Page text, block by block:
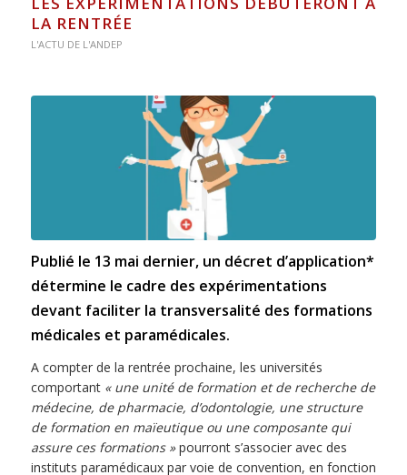
LA RENTRÉE
L'ACTU DE L'ANDEP
Publié le 13 mai dernier, un décret d’application*
détermine le cadre des expérimentations
devant faciliter la transversalité des formations
médicales et paramédicales.
A compter de la rentrée prochaine, les universités
comportant « une unité de formation et de recherche de
médecine, de pharmacie, d’odontologie, une structure
de formation en maïeutique ou une composante qui
assure ces formations »pourront s’associer avec des
instituts paramédicaux par voie de convention, en fonction